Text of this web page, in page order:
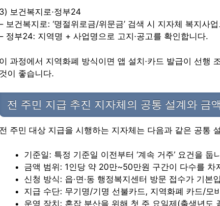
보건복지로·정부24
보건복지로: ‘명절위로금/위문금’ 검색 시 지자체 복지사
정부24: 지역명 + 사업명으로 고지·공고를 확인합니다.
과정에서 지역화폐 방식이면 앱 설치·카드 발급이 선행
이 좋습니다.
전 주민 지급 추진 지자체의 공통 설계와 금
주민 대상 지급을 시행하는 지자체는 다음과 같은 공통
기준일: 특정 기준일 이전부터 ‘계속 거주’ 요건을
금액 범위: 1인당 약 20만~50만원 구간이 다수를
신청 방식: 읍·면·동 행정복지센터 방문 접수가 기본
지급 수단: 무기명/기명 선불카드, 지역화폐 카드/모
운영 장치: 혼잡 분산을 위해 첫 주 요일제(출생년도